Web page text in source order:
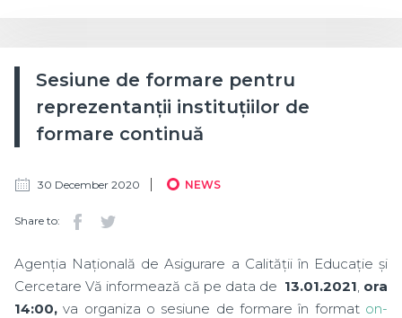
Sesiune de formare pentru
reprezentanții instituțiilor de
formare continuă
30 December 2020 NEWS
Share to:
Agenția Națională de Asigurare a Calității în Educație și
Cercetare Vă informează că pe data de 13.01.2021, ora
14:00,va organiza o sesiune de formare în format on-